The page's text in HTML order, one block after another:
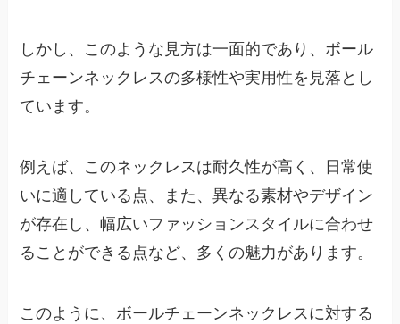
しかし、このような見方は一面的であり、ボール
チェーンネックレスの多様性や実用性を見落とし
ています。
例えば、このネックレスは耐久性が高く、日常使
いに適している点、また、異なる素材やデザイン
が存在し、幅広いファッションスタイルに合わせ
ることができる点など、多くの魅力があります。
このように、ボールチェーンネックレスに対する